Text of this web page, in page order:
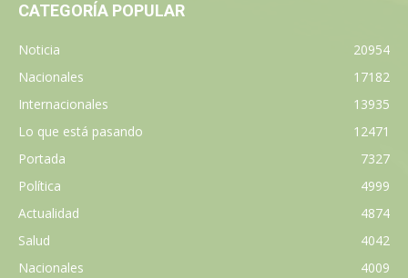
CATEGORÍA POPULAR
Noticia
20954
Nacionales
17182
Internacionales
13935
Lo que está pasando
12471
Portada
7327
Política
4999
Actualidad
4874
Salud
4042
Nacionales
4009